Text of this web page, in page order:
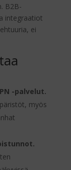
B2B-
integraatiot
ei
-palvelut.
myös